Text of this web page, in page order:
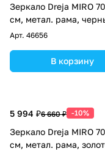
Зеркало Dreja MIRO
см, метал. рама,
Арт. 46656
В корзину
5 994 ₽6 660 ₽ -10%
Зеркало Dreja MIRO
см, метал. рама,